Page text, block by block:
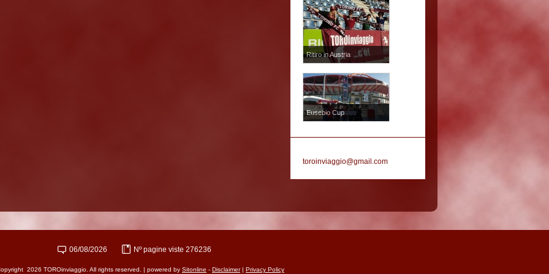
Ritiro in Austria
Eusebio Cup
toroinviaggio@gmail.com
06/08/2026 Nº pagine viste 276236
2026 TOROinviaggio. All rights reserved. | powered by Sitonline - Disclaimer| Privacy Policy